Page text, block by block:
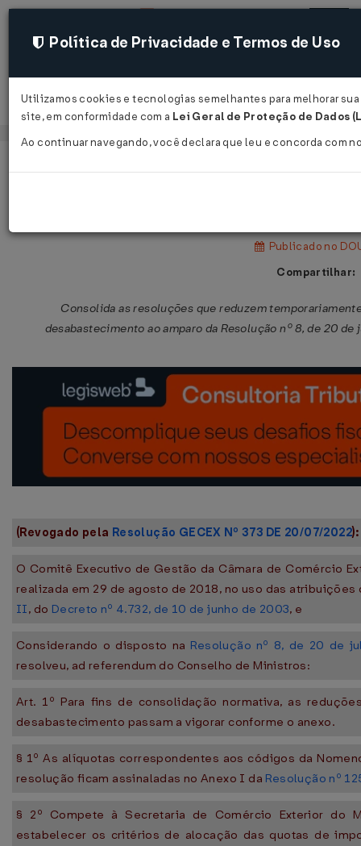
Acessar
Publicado no
Compartilhar:
Consolida as resoluções que reduzem
desabastecimento ao amparo da Resolução nº 8, de 20
(Revogado pela Resolução GECEX Nº 373 DE 20/07/2022):
O Comitê Executivo de Gestão da Câmara de Comércio
realizada em 29 de agosto de 2018, no uso das
II, do Decreto nº 4.732, de 10 de junho de 2003, e
Considerando o disposto na Resolução nº 8, de 20 de
resolveu, ad referendum do Conselho de Ministros:
Art. 1º Para fins de consolidação normativa, as
desabastecimento passam a vigorar conforme o anexo.
§ 1º As alíquotas correspondentes aos códigos da
resolução ficam assinaladas no Anexo I da Resolução nº
§ 2º Compete à Secretaria de Comércio Exterior do
estabelecer os critérios de alocação das quotas de
Política de Privacidade e Termos de Uso
Utilizamos cookies e tecnologias semelhantes para melhorar
site, em conformidade com a Lei Geral de Proteção de Dados
Ao continuar navegando, você declara que leu e concorda com